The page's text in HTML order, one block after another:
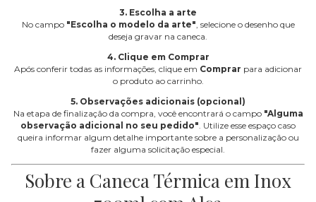
3. Escolha a arte
No campo "Escolha o modelo da arte" , selecione o desenho que
deseja gravar na caneca.
4. Clique em Comprar
Após conferir todas as informações, clique em Comprar para adicionar
o produto ao carrinho.
5. Observações adicionais (opcional)
Na etapa de finalização da compra, você encontrará o campo "Alguma
observação adicional no seu pedido" . Utilize esse espaço caso
queira informar algum detalhe importante sobre a personalização ou
fazer alguma solicitação especial.
Sobre a Caneca Térmica em Inox